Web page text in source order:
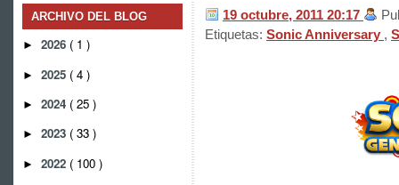
ARCHIVO DEL BLOG
► 2026 ( 1 )
► 2025 ( 4 )
► 2024 ( 25 )
► 2023 ( 33 )
► 2022 ( 100 )
19 octubre, 2011 20:17
Etiquetas: Sonic Anniversary ,